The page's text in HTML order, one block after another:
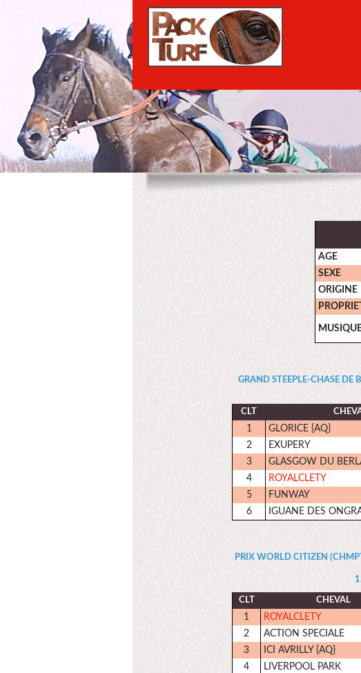
AGE
SEXE
ORIGINE
GRAND STEEPLE-CHASE
CLT
1 GLORICE {AQ}
2
EXUPERY
3
GLASGOW DU
4
ROYALCLETY
5
FUNWAY
6
IGUANE DES
PRIX WORLD CITIZEN
CLT CHEVAL
1 ROYALCLETY
2
ACTION SPECIALE
3
ICI AVRILLY {AQ}
4
LIVERPOOL PARK